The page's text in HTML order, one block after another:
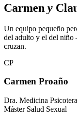
Carmen y
Un equipo pequeño
del adulto y el del niño
cruzan.
CP
Carmen Proaño
Dra. Medicina
Máster Salud Sexual